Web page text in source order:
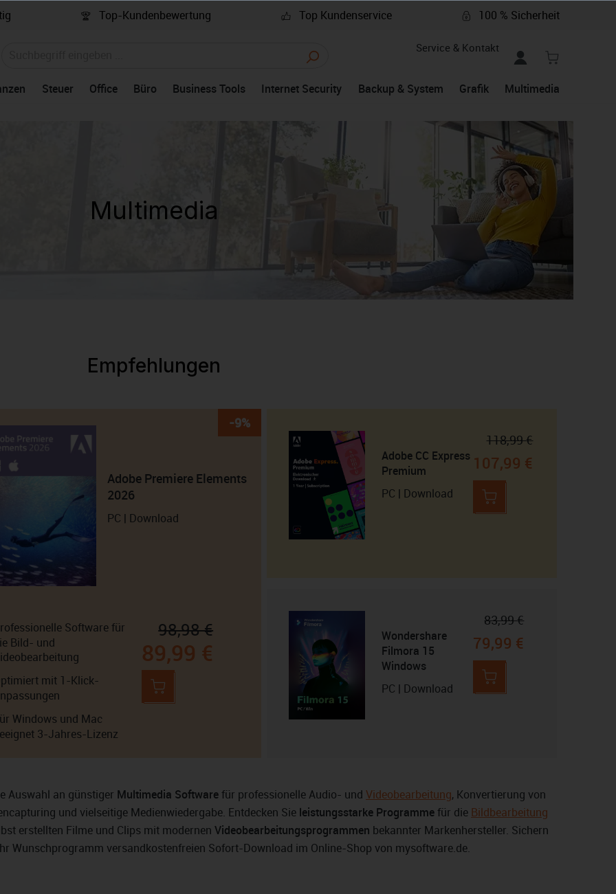
Top-Kundenbewertung Top Kundenservice 100 % Sicherheit
Service & Kontakt
Steuer Office Büro Business Tools Internet Security Backup & System Grafik Multimedia
Multimedia
Empfehlungen
-9%
Adobe Premiere Elements
2026
PC | Download
Software für
Bild- und
mit 1-Klick-
Windows und Mac
3-Jahres-Lizenz
89,99 €
98,98 €
Adobe CC Express
Premium
PC | Download
107,99 €
118,99 €
Wondershare
Filmora 15
Windows
PC | Download
79,99 €
83,99 €
Auswahl an günstiger Multimedia Softwarefür professionelle Audio- und Videobearbeitung, Konvertierung von
und vielseitige Medienwiedergabe. Entdecken Sie leistungsstarke Programmefür die Bildbearbeitung
erstellten Filme und Clips mit modernen Videobearbeitungsprogrammen bekannter Markenhersteller. Sichern
Wunschprogramm versandkostenfreien Sofort-Download im Online-Shop von mysoftware.de.